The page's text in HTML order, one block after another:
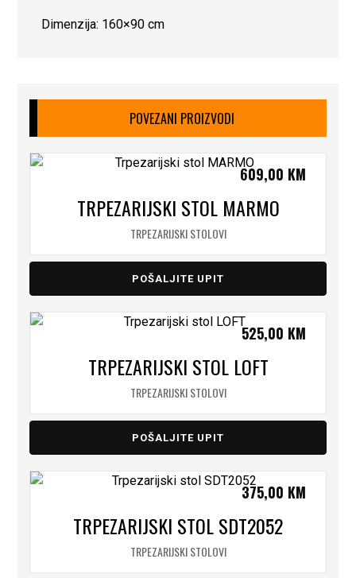
Dimenzija: 160×90 cm
POVEZANI PROIZVODI
TRPEZARIJSKI STOL MARMO
TRPEZARIJSKI STOLOVI
609,00 KM
POŠALJITE UPIT
TRPEZARIJSKI STOL LOFT
TRPEZARIJSKI STOLOVI
525,00 KM
POŠALJITE UPIT
TRPEZARIJSKI STOL SDT2052
TRPEZARIJSKI STOLOVI
375,00 KM